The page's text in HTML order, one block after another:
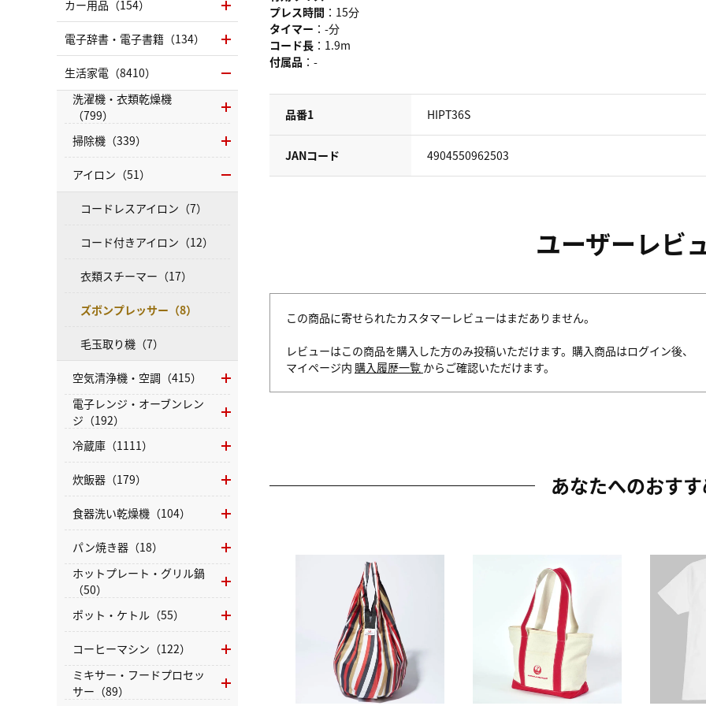
プレス時間 ：15分
タイマー ：-分
コード長 ：1.9m
付属品 ：-
品番1 HIPT36S
JANコード 4904550962503
ユーザーレビ
この商品に寄せられたカスタマーレビューはまだありません。
レビューはこの商品を購入した方のみ投稿いただけます。購入商品はログイン後、
マイページ内 購入履歴一覧 からご確認いただけます。
あなたへのおす
カー用品（154）
電子辞書・電子書籍（134）
生活家電（8410）
洗濯機・衣類乾燥機
（799）
掃除機（339）
アイロン（51）
コードレスアイロン（7）
コード付きアイロン（12）
衣類スチーマー（17）
ズボンプレッサー（8）
毛玉取り機（7）
空気清浄機・空調（415）
電子レンジ・オーブンレン
ジ（192）
冷蔵庫（1111）
炊飯器（179）
食器洗い乾燥機（104）
パン焼き器（18）
ホットプレート・グリル鍋
（50）
ポット・ケトル（55）
コーヒーマシン（122）
ミキサー・フードプロセッ
サー（89）